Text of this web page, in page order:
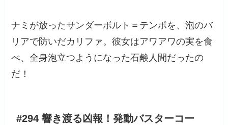
ナミが放ったサンダーボルト＝テンポを、泡のバ
リアで防いだカリファ。彼女はアワアワの実を食
べ、全身泡立つようになった石鹸人間だったの
だ！
#294 響き渡る凶報！発動バスターコー